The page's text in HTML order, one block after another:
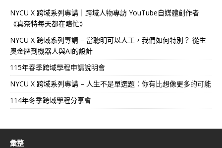
NYCU X 跨域系列專講｜跨域人物專訪 YouTube自媒體創作者
《真奈特每天都在瞎忙》
NYCU X 跨域系列專講 – 當聰明可以人工，我們如何特別？ 從生
奧金牌到機器人與AI的設計
115年春季跨域學程申請說明會
NYCU X 跨域系列專講 – 人生不是單選題：你有比想像更多的可能
114年冬季跨域學程分享會
彙整